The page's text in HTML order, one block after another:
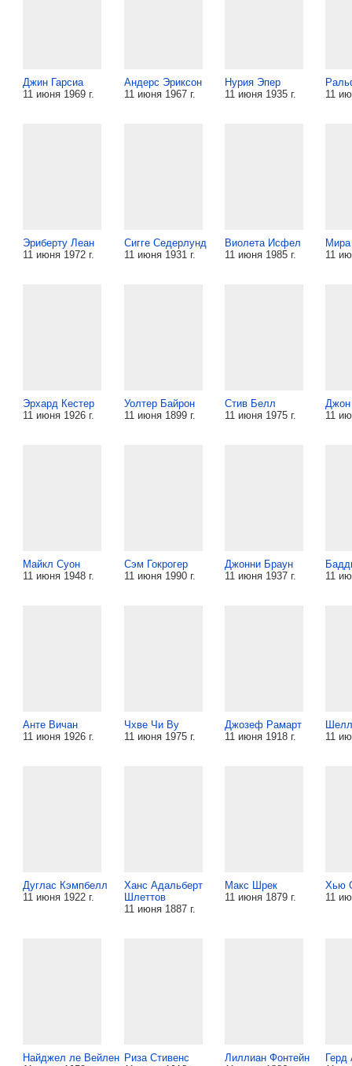
Джин Гарсиа
11 июня 1969 г.
Андерс Эриксон
11 июня 1967 г.
Нурия Эпер
11 июня 1935 г.
11
Эриберту Леан
11 июня 1972 г.
Сигге Седерлунд
11 июня 1931 г.
Виолета Исфел
11 июня 1985 г.
11
Эрхард Кестер
11 июня 1926 г.
Уолтер Байрон
11 июня 1899 г.
Стив Белл
11 июня 1975 г.
11
Майкл Суон
11 июня 1948 г.
Сэм Гокрогер
11 июня 1990 г.
Джонни Браун
11 июня 1937 г.
11
Анте Вичан
11 июня 1926 г.
Чхве Чи Ву
11 июня 1975 г.
Джозеф Рамарт
11 июня 1918 г.
11
Дуглас Кэмпбелл
11 июня 1922 г.
Ханс Адальберт
Шлеттов
11 июня 1887 г.
Макс Шрек
11 июня 1879 г.
Хью
11
Найджел ле Вейлен Риза Стивенс
Лиллиан Фонтейн
Герд